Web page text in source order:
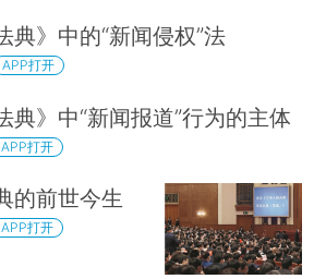
典》中的“新闻侵权”法
APP打开
典》中“新闻报道”行为的主体
APP打开
的前世今生
APP打开